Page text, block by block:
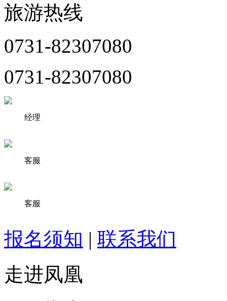
旅游热线
0731-82307080
0731-82307080
经理
客服
客服
报名须知 | 联系我们
走进凤凰